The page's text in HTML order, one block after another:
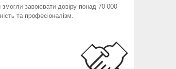
завоювати довіру понад 70 000
та професіоналізм.